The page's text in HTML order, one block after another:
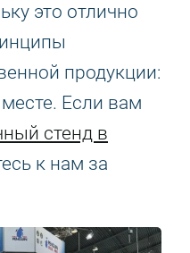
это отлично
продукции:
Если вам
стенд в
к нам за